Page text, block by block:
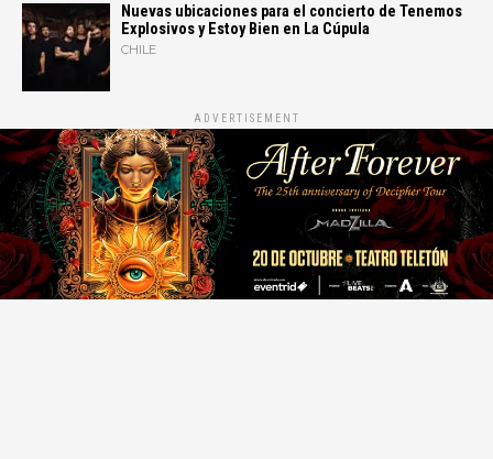
Nuevas ubicaciones para el concierto de Tenemos
Explosivos y Estoy Bien en La Cúpula
CHILE
ADVERTISEMENT